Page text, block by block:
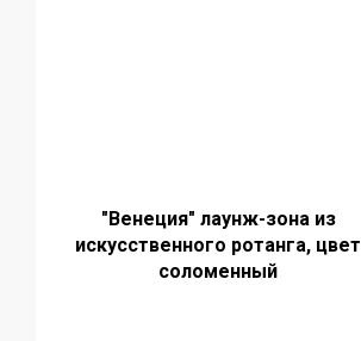
"Венеция" лаунж-зона из
искусственного ротанга, цвет
соломенный